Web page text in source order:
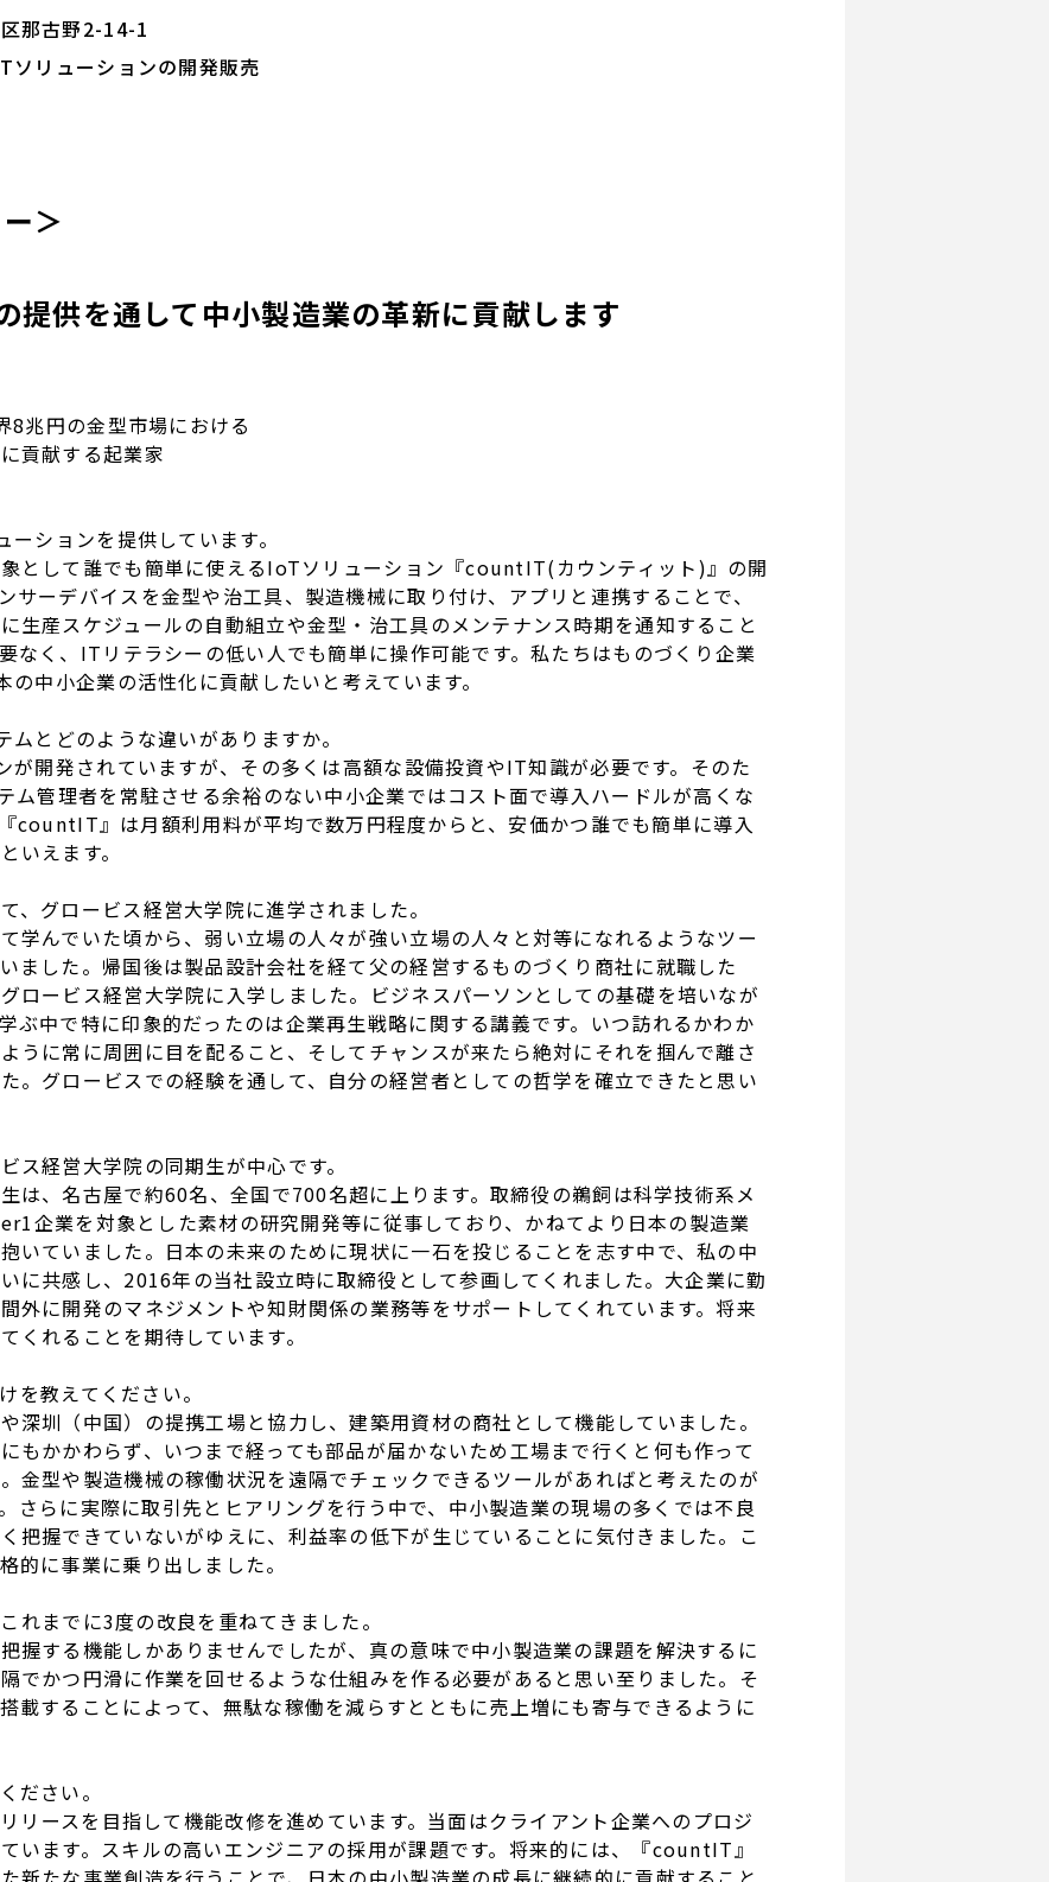
那古野2-14-1
ソリューションの開発販売
＞
提供を通して中小製造業の革新に貢献します
8兆円の金型市場における
貢献する起業家
ションを提供しています。
として誰でも簡単に使えるIoTソリューション『countIT(カウンティット)』の開
サーデバイスを金型や治工具、製造機械に取り付け、アプリと連携することで、
生産スケジュールの自動組立や金型・治工具のメンテナンス時期を通知すること
なく、ITリテラシーの低い人でも簡単に操作可能です。私たちはものづくり企業
中小企業の活性化に貢献したいと考えています。
とどのような違いがありますか。
開発されていますが、その多くは高額な設備投資やIT知識が必要です。そのた
ム管理者を常駐させる余裕のない中小企業ではコスト面で導入ハードルが高くな
countIT』は月額利用料が平均で数万円程度からと、安価かつ誰でも簡単に導入
いえます。
グロービス経営大学院に進学されました。
学んでいた頃から、弱い立場の人々が強い立場の人々と対等になれるようなツー
ました。帰国後は製品設計会社を経て父の経営するものづくり商社に就職した
ロービス経営大学院に入学しました。ビジネスパーソンとしての基礎を培いなが
ぶ中で特に印象的だったのは企業再生戦略に関する講義です。いつ訪れるかわか
うに常に周囲に目を配ること、そしてチャンスが来たら絶対にそれを掴んで離さ
。グロービスでの経験を通して、自分の経営者としての哲学を確立できたと思い
経営大学院の同期生が中心です。
は、名古屋で約60名、全国で700名超に上ります。取締役の鵜飼は科学技術系メ
企業を対象とした素材の研究開発等に従事しており、かねてより日本の製造業
いていました。日本の未来のために現状に一石を投じることを志す中で、私の中
に共感し、2016年の当社設立時に取締役として参画してくれました。大企業に勤
外に開発のマネジメントや知財関係の業務等をサポートしてくれています。将来
くれることを期待しています。
教えてください。
深圳（中国）の提携工場と協力し、建築用資材の商社として機能していました。
もかかわらず、いつまで経っても部品が届かないため工場まで行くと何も作って
金型や製造機械の稼働状況を遠隔でチェックできるツールがあればと考えたのが
さらに実際に取引先とヒアリングを行う中で、中小製造業の現場の多くでは不良
把握できていないがゆえに、利益率の低下が生じていることに気付きました。こ
的に事業に乗り出しました。
までに3度の改良を重ねてきました。
握する機能しかありませんでしたが、真の意味で中小製造業の課題を解決するに
でかつ円滑に作業を回せるような仕組みを作る必要があると思い至りました。そ
載することによって、無駄な稼働を減らすとともに売上増にも寄与できるように
ださい。
リースを目指して機能改修を進めています。当面はクライアント企業へのプロジ
います。スキルの高いエンジニアの採用が課題です。将来的には、『countIT』